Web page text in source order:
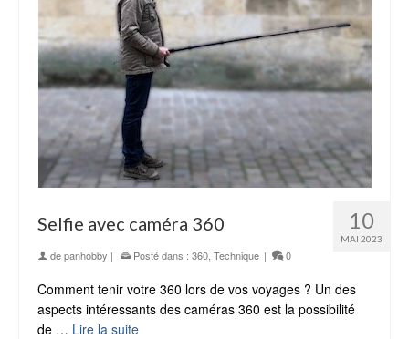
10
MAI 2023
Selfie avec caméra 360
depanhobby | Posté dans : 360 Technique | 0
Comment tenir votre 360 lors de vos voyages ? Un des
aspects intéressants des caméras 360 est la possibilité
de … Lire la suite